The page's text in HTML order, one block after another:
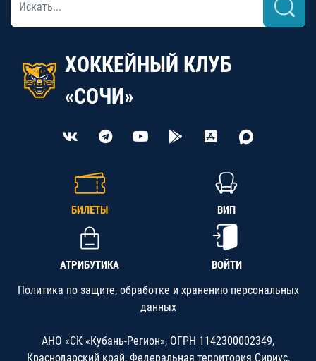
ХОККЕЙНЫЙ КЛУБ
«СОЧИ»
БИЛЕТЫ ВИП
АТРИБУТИКА ВОЙТИ
Политика по защите, обработке и хранению персональных
данных
АНО «СК «Кубань-Регион», ОГРН 1142300002349,
Краснодарский край, Федеральная территория Сириус,